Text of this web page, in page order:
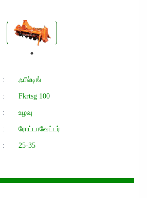
:
ஃபீல்டிங்
:
Fkrtsg 100
:
உழவு
:
ரோட்டாவேட்டர்
: 25-35